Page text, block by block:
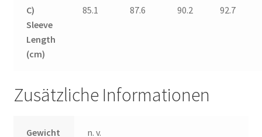
C)
Sleeve
Length
(cm)
85.1 87.6 90.2 92.7
Zusätzliche Informationen
Gewicht n. v.